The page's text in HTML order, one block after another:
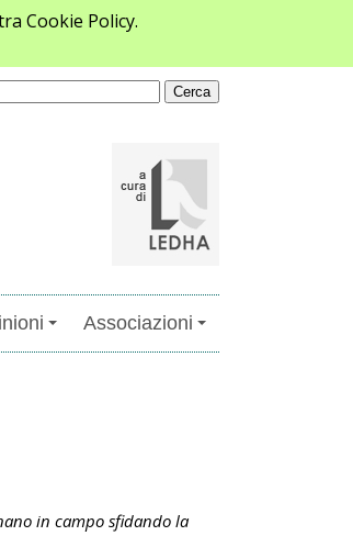
Cookie Policy.
Associazioni
in campo sfidando la